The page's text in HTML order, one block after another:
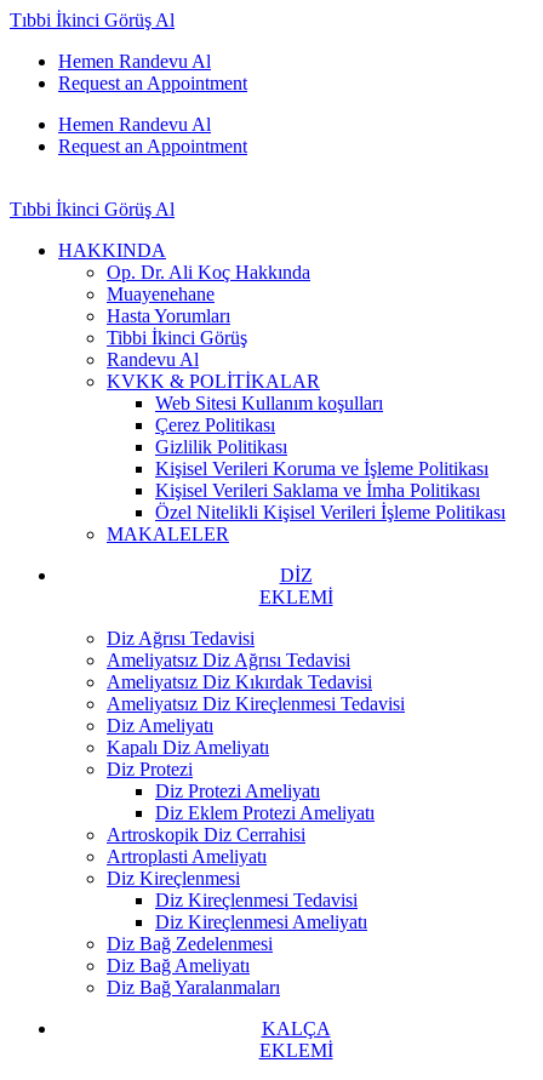
Tıbbi İkinci Görüş Al
Hemen Randevu Al
Request an Appointment
Hemen Randevu Al
Request an Appointment
Tıbbi İkinci Görüş Al
HAKKINDA
Op. Dr. Ali Koç Hakkında
Muayenehane
Hasta Yorumları
Tibbi İkinci Görüş
Randevu Al
KVKK & POLİTİKALAR
Web Sitesi Kullanım koşulları
Çerez Politikası
Gizlilik Politikası
Kişisel Verileri Koruma ve İşleme Politikası
Kişisel Verileri Saklama ve İmha Politikası
Özel Nitelikli Kişisel Verileri İşleme Politikası
MAKALELER
DİZ
EKLEMİ
Diz Ağrısı Tedavisi
Ameliyatsız Diz Ağrısı Tedavisi
Ameliyatsız Diz Kıkırdak Tedavisi
Ameliyatsız Diz Kireçlenmesi Tedavisi
Diz Ameliyatı
Kapalı Diz Ameliyatı
Diz Protezi
Diz Protezi Ameliyatı
Diz Eklem Protezi Ameliyatı
Artroskopik Diz Cerrahisi
Artroplasti Ameliyatı
Diz Kireçlenmesi
Diz Kireçlenmesi Tedavisi
Diz Kireçlenmesi Ameliyatı
Diz Bağ Zedelenmesi
Diz Bağ Ameliyatı
Diz Bağ Yaralanmaları
KALÇA
EKLEMİ